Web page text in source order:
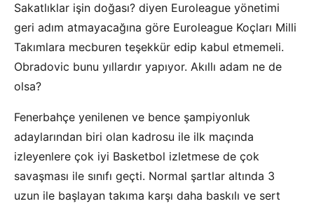
Sakatlıklar işin doğası? diyen Euroleague yönetimi
geri adım atmayacağına göre Euroleague Koçları Milli
Takımlara mecburen teşekkür edip kabul etmemeli.
Obradovic bunu yıllardır yapıyor. Akıllı adam ne de
olsa?
Fenerbahçe yenilenen ve bence şampiyonluk
adaylarından biri olan kadrosu ile ilk maçında
izleyenlere çok iyi Basketbol izletmese de çok
savaşması ile sınıfı geçti. Normal şartlar altında 3
uzun ile başlayan takıma karşı daha baskılı ve sert